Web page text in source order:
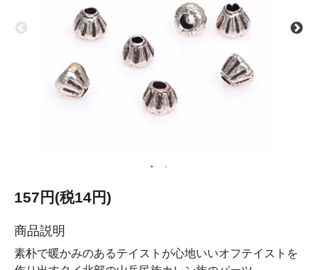
157円(税14円)
商品説明
素朴で暖かみのあるテイストが心地いいオフテイストを